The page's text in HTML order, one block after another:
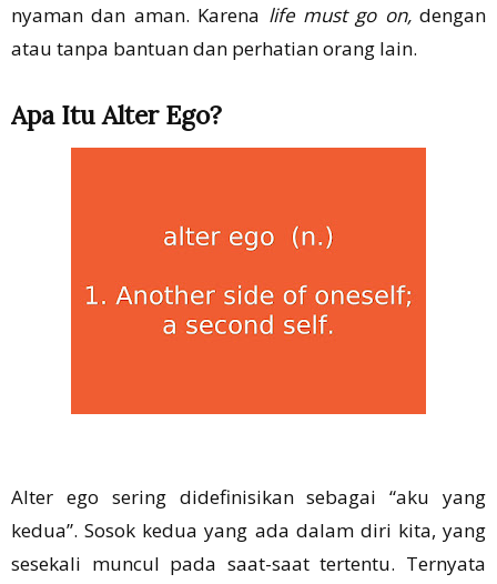
nyaman dan aman. Karena life must go on, dengan
atau tanpa bantuan dan perhatian orang lain.
Apa Itu Alter Ego?
Alter ego sering didefinisikan sebagai “aku yang
kedua”. Sosok kedua yang ada dalam diri kita, yang
sesekali muncul pada saat-saat tertentu. Ternyata